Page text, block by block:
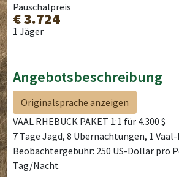
Pauschalpreis
€ 3.724
1 Jäger
Angebotsbeschreibung
Originalsprache anzeigen
VAAL RHEBUCK PAKET 1:1 für 4.300 $
7 Tage Jagd, 8 Übernachtungen, 1
Beobachtergebühr: 250 US-Dollar pro
Tag/Nacht